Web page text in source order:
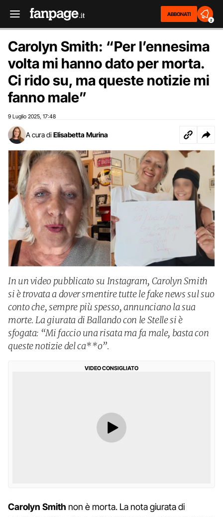
ABBONATI
2
Carolyn Smith: “Per l’ennesima
volta mi hanno dato per morta.
Ci rido su, ma queste notizie mi
fanno male”
9 Luglio 2025 17:48
A cura di Elisabetta Murina
In un video pubblicato su Instagram, Carolyn Smith
si è trovata a dover smentire tutte le fake news sul suo
conto che, sempre più spesso, annunciano la sua
morte. La giurata di Ballando con le Stelle si è
sfogata: “Mi faccio una risata ma fa male, basta con
queste notizie del ca**o”.
VIDEO CONSIGLIATO
Carolyn Smith non è morta. La nota giurata di